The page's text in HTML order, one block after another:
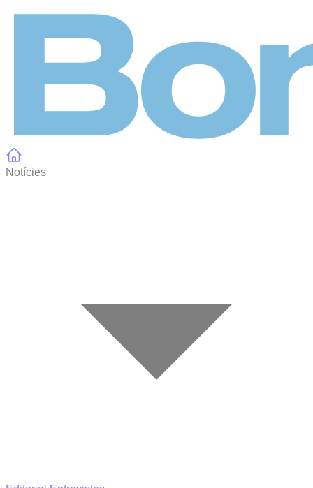
Notícies